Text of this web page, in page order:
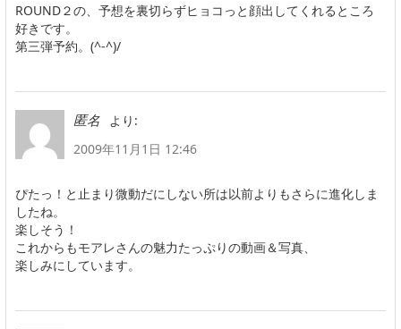
ROUND２の、予想を裏切らずヒョコっと顔出してくれるところ
好きです。
第三弾予約。(^-^)/
匿名
より:
2009年11月1日 12:46
ぴたっ！と止まり微動だにしない所は以前よりもさらに進化しま
したね。
楽しそう！
これからもモアレさんの魅力たっぷりの動画＆写真、
楽しみにしています。